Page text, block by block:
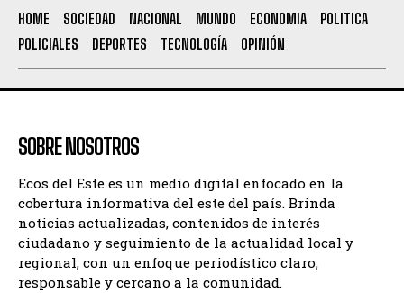
HOME SOCIEDAD NACIONAL MUNDO ECONOMIA
POLITICA
POLICIALES
DEPORTES TECNOLOGÍA OPINIÓN
SOBRE NOSOTROS
Ecos del Este es un medio digital enfocado en la
cobertura informativa del este del país. Brinda
noticias actualizadas, contenidos de interés
ciudadano y seguimiento de la actualidad local y
regional, con un enfoque periodístico claro,
responsable y cercano a la comunidad.